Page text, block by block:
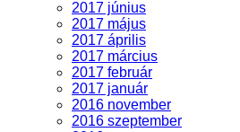
2017 június
2017 május
2017 április
2017 március
2017 február
2017 január
2016 november
2016 szeptember